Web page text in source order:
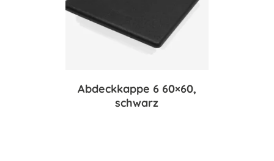
Abdeckkappe 6 60×60,
schwarz